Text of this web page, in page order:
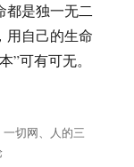
都是独一无二
用自己的生命
”可有可无。
维（生命、生存、
标
一切网、 人的三